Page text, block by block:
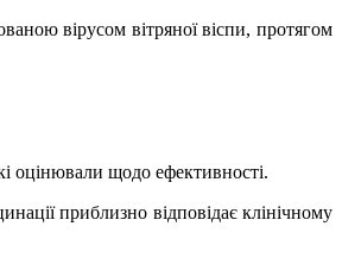
вірусом вітряної віспи, протягом
оцінювали щодо ефективності.
приблизно відповідає клінічному